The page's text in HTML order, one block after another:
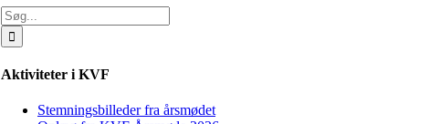
Søg
efter:
Aktiviteter i KVF
Stemningsbilleder fra årsmødet